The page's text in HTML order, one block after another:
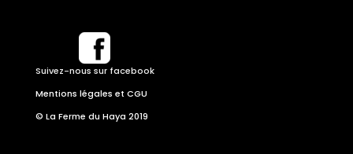
Suivez-nous sur facebook
Mentions légales et CGU
© La Ferme du Haya 2019